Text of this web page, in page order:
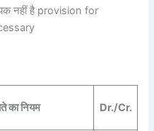
नहीं है provision for
का नियम Dr./Cr.